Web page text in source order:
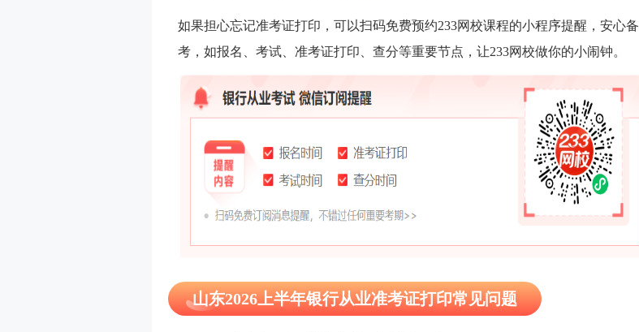
如果担心忘记准考证打印，可以扫码免费预约233网校课程的小程序提醒，安心备
考，如报名、考试、准考证打印、查分等重要节点，让233网校做你的小闹钟。
山东2026上半年银行从业准考证打印常见问题